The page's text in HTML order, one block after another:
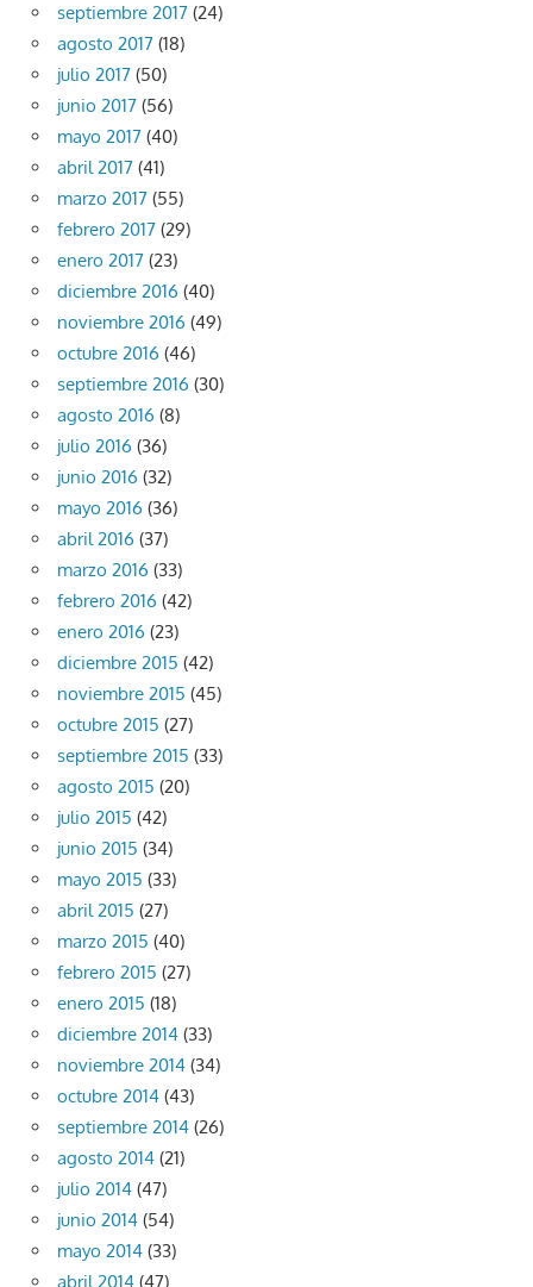
septiembre 2017 (24)
agosto 2017 (18)
julio 2017 (50)
junio 2017 (56)
mayo 2017 (40)
abril 2017 (41)
marzo 2017 (55)
febrero 2017 (29)
enero 2017 (23)
diciembre 2016 (40)
noviembre 2016 (49)
octubre 2016 (46)
septiembre 2016 (30)
agosto 2016 (8)
julio 2016 (36)
junio 2016 (32)
mayo 2016 (36)
abril 2016 (37)
marzo 2016 (33)
febrero 2016 (42)
enero 2016 (23)
diciembre 2015 (42)
noviembre 2015 (45)
octubre 2015 (27)
septiembre 2015 (33)
agosto 2015 (20)
julio 2015 (42)
junio 2015 (34)
mayo 2015 (33)
abril 2015 (27)
marzo 2015 (40)
febrero 2015 (27)
enero 2015 (18)
diciembre 2014 (33)
noviembre 2014 (34)
octubre 2014 (43)
septiembre 2014 (26)
agosto 2014 (21)
julio 2014 (47)
junio 2014 (54)
mayo 2014 (33)
abril 2014 (47)